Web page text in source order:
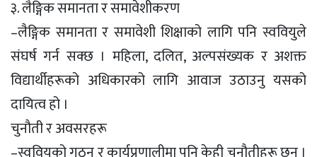
३. लैङ्गिक समानता र समावेशीकरण
–लैङ्गिक समानता र समावेशी शिक्षाको लागि पनि स्ववियुले
संघर्ष गर्न सक्छ । महिला, दलित, अल्पसंख्यक र अशक्त
विद्यार्थीहरूको अधिकारको लागि आवाज उठाउनु यसको
दायित्व हो ।
चुनौती र अवसरहरू